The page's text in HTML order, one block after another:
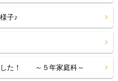
子♪
した！ ～５年家庭科～